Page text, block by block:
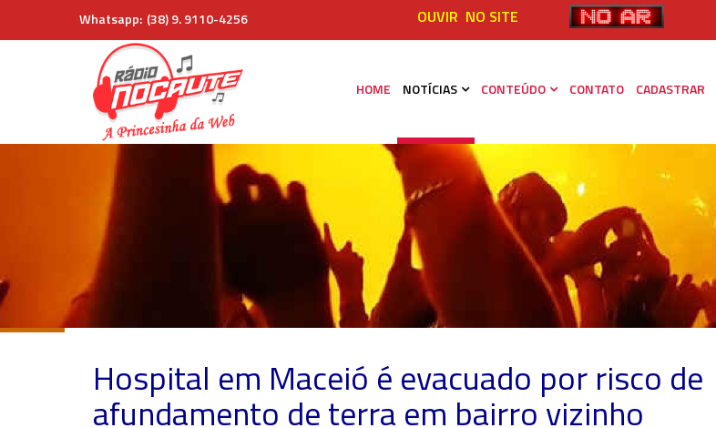
Whatsapp: (38) 9. 9110-4256 OUVIR NO SITE
HOME NOTÍCIAS CONTEÚDO CONTATO CADASTRAR
Hospital em Maceió é evacuado por risco de
afundamento de terra em bairro vizinho